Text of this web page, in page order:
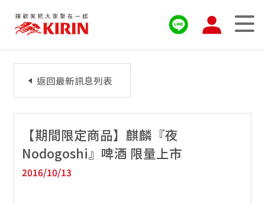
【期間限定商品】麒麟『夜
Nodogoshi』啤酒 限量上市
2016/10/13
返回最新訊息列表